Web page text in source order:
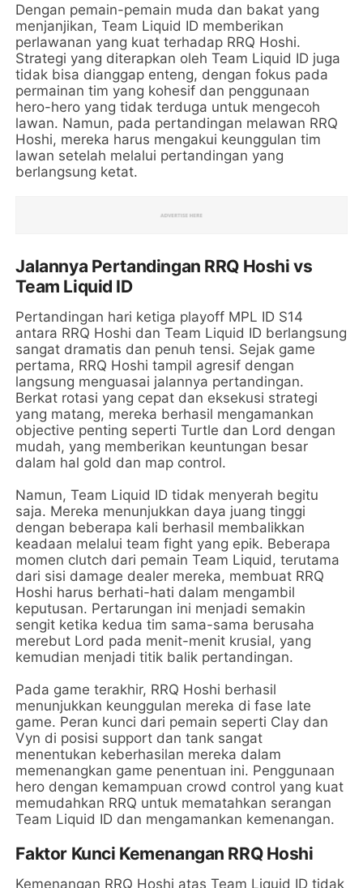
Dengan pemain-pemain muda dan bakat yang
menjanjikan, Team Liquid ID memberikan
perlawanan yang kuat terhadap RRQ Hoshi.
Strategi yang diterapkan oleh Team Liquid ID juga
tidak bisa dianggap enteng, dengan fokus pada
permainan tim yang kohesif dan penggunaan
hero-hero yang tidak terduga untuk mengecoh
lawan. Namun, pada pertandingan melawan RRQ
Hoshi, mereka harus mengakui keunggulan tim
lawan setelah melalui pertandingan yang
berlangsung ketat.
Jalannya Pertandingan RRQ Hoshi vs
Team Liquid ID
Pertandingan hari ketiga playoff MPL ID S14
antara RRQ Hoshi dan Team Liquid ID berlangsung
sangat dramatis dan penuh tensi. Sejak game
pertama, RRQ Hoshi tampil agresif dengan
langsung menguasai jalannya pertandingan.
Berkat rotasi yang cepat dan eksekusi strategi
yang matang, mereka berhasil mengamankan
objective penting seperti Turtle dan Lord dengan
mudah, yang memberikan keuntungan besar
dalam hal gold dan map control.
Namun, Team Liquid ID tidak menyerah begitu
saja. Mereka menunjukkan daya juang tinggi
dengan beberapa kali berhasil membalikkan
keadaan melalui team fight yang epik. Beberapa
momen clutch dari pemain Team Liquid, terutama
dari sisi damage dealer mereka, membuat RRQ
Hoshi harus berhati-hati dalam mengambil
keputusan. Pertarungan ini menjadi semakin
sengit ketika kedua tim sama-sama berusaha
merebut Lord pada menit-menit krusial, yang
kemudian menjadi titik balik pertandingan.
Pada game terakhir, RRQ Hoshi berhasil
menunjukkan keunggulan mereka di fase late
game. Peran kunci dari pemain seperti Clay dan
Vyn di posisi support dan tank sangat
menentukan keberhasilan mereka dalam
memenangkan game penentuan ini. Penggunaan
hero dengan kemampuan crowd control yang kuat
memudahkan RRQ untuk mematahkan serangan
Team Liquid ID dan mengamankan kemenangan.
Faktor Kunci Kemenangan RRQ Hoshi
Kemenangan RRQ Hoshi atas Team Liquid ID tidak